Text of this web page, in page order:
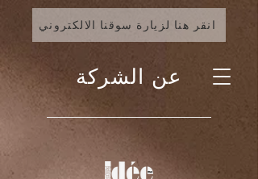
انقر هنا لزيارة سوقنا الالكتروني
عن الشركة